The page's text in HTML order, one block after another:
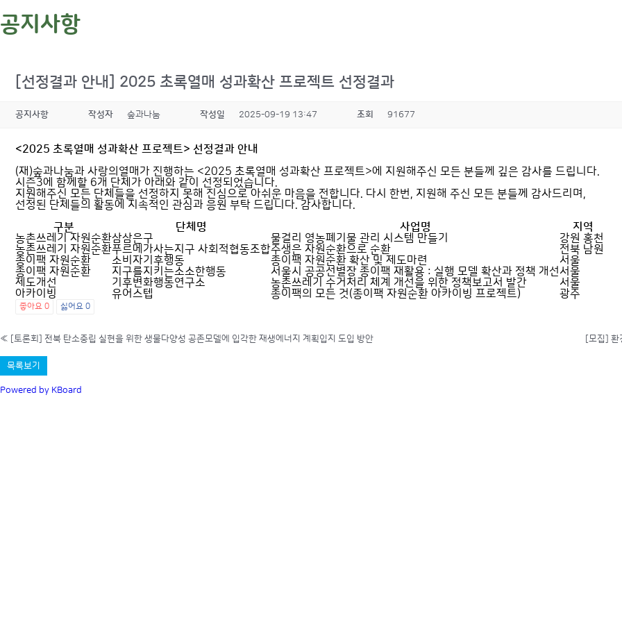
공지사항
[선정결과 안내] 2025 초록열매 성과확산 프로젝트 선정결과
공지사항 작성자 숲과나눔 작성일 2025-09-19 13:47 조회 91677
<2025 초록열매 성과확산 프로젝트> 선정결과 안내
(재)숲과나눔과 사랑의열매가 진행하는 <2025 초록열매 성과확산 프로젝트>에 지원해주신 모든 분들께 깊은 감사를 드립니다.
시즌3에 함께할 6개 단체가 아래와 같이 선정되었습니다.
지원해주신 모든 단체들을 선정하지 못해 진심으로 아쉬운 마음을 전합니다. 다시 한번, 지원해 주신 모든 분들께 감사드리며,
선정된 단체들의 활동에 지속적인 관심과 응원 부탁 드립니다. 감사합니다.
구분
단체명 사업명
지역
농촌쓰레기 자원순환삼삼은구 물걸리 영농폐기물 관리 시스템 만들기
강원 홍천
농촌쓰레기 자원순환푸르메가사는지구 사회적협동조합주생은 자원순환으로 순환
전북 남원
종이팩 자원순환
소비자기후행동 종이팩 자원순환 확산 및 제도마련
서울
종이팩 자원순환
지구를지키는소소한행동 서울시 공공선별장 종이팩 재활용 : 실행 모델 확산과 정책 개선서울
제도개선
기후변화행동연구소 농촌쓰레기 수거처리 체계 개선을 위한 정책보고서 발간
서울
아카이빙
유어스텝 종이팩의 모든 것(종이팩 자원순환 아카이빙 프로젝트) 광주
좋아요 0 싫어요 0
« [토론회] 전북 탄소중립 실현을 위한 생물다양성 공존모델에 입각한 재생에너지 계획입지 도입 방안 [모집]
목록보기
Powered by KBoard